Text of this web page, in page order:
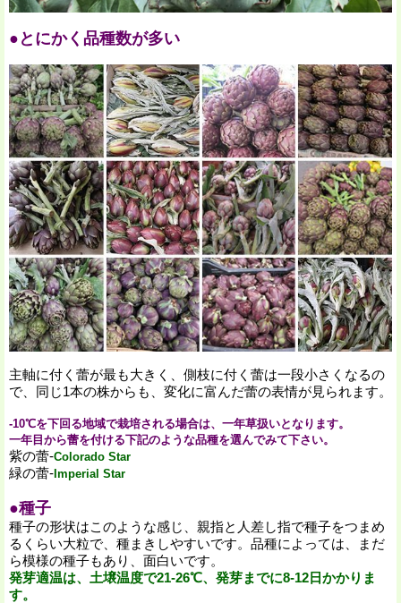
●とにかく品種数が多い
主軸に付く蕾が最も大きく、側枝に付く蕾は一段小さくなるの
で、同じ1本の株からも、変化に富んだ蕾の表情が見られます。
-10℃を下回る地域で栽培される場合は、一年草扱いとなります。
一年目から蕾を付ける下記のような品種を選んでみて下さい。
紫の蕾-Colorado Star
緑の蕾- Imperial Star
●種子
種子の形状はこのような感じ、親指と人差し指で種子をつまめ
るくらい大粒で、種まきしやすいです。品種によっては、まだ
ら模様の種子もあり、面白いです。
発芽適温は、土壌温度で21-26℃、発芽までに8-12日かかりま
す。